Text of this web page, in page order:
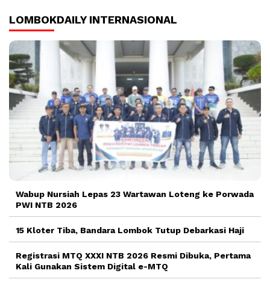
LOMBOKDAILY INTERNASIONAL
Wabup Nursiah Lepas 23 Wartawan Loteng ke Porwada
PWI NTB 2026
15 Kloter Tiba, Bandara Lombok Tutup Debarkasi Haji
Registrasi MTQ XXXI NTB 2026 Resmi Dibuka, Pertama
Kali Gunakan Sistem Digital e-MTQ